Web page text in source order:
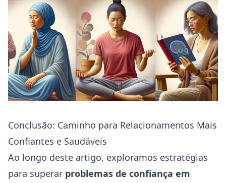
Conclusão: Caminho para Relacionamentos Mais
Confiantes e Saudáveis
Ao longo deste artigo, exploramos estratégias
para superar problemas de confiança em